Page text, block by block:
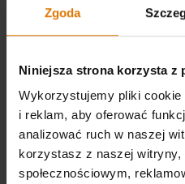
Zgoda
Niniejsza strona korzysta z
Wykorzystujemy pliki
i reklam, aby oferować
analizować ruch w naszej
korzystasz z naszej witryny,
społecznościowym,
Zalecane